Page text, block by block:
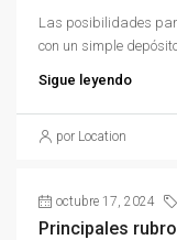
Las posibilidades
con un simple
Sigue leyendo
por Location
octubre 17, 2024
Principales